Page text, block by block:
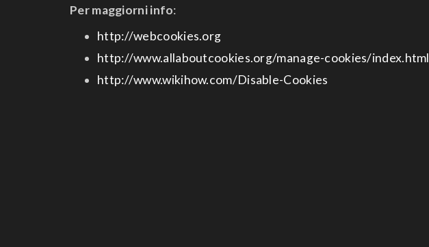
Per maggiorni info:
http://webcookies.org
http://www.allaboutcookies.org/manage-cookies/index.html
http://www.wikihow.com/Disable-Cookies